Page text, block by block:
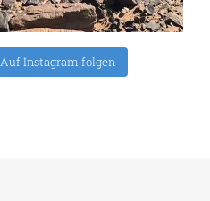
Auf Instagram folgen